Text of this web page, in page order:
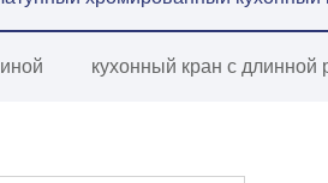
кухонный кран с длинной